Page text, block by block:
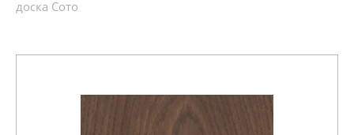
доска Сото
Межкомнатные перегородки